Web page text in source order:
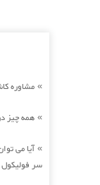
» مشاوره
» همه چیز
»
سر